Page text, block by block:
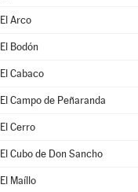
El Arco
El Bodón
El Cabaco
El Campo de Peñaranda
El Cerro
El Cubo de Don Sancho
El Maíllo